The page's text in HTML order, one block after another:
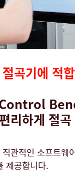
곡기에 적
리하게 절
관적인 소프트웨
제공합니다.